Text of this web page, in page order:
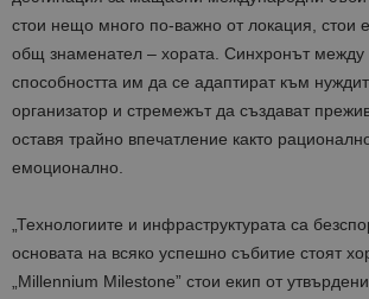
стои нещо много по-важно от локация, стои
общ знаменател – хората. Синхронът между
способността им да се адаптират към
организатор и стремежът да създават
оставя трайно впечатление както
емоционално.
„Технологиите и инфраструктурата са
основата на всяко успешно събитие стоят
„Millennium Milestone” стои екип от утвърдени